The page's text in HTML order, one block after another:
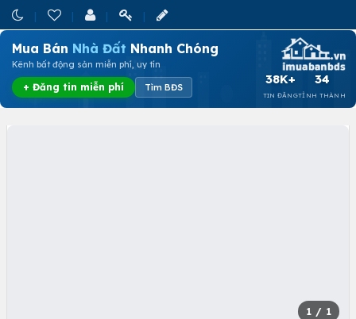
Mua Bán Nhà Đất Nhanh Chóng
Kênh bất động sản miễn phí, uy tín
+ Đăng tin miễn phí Tìm BĐS
38K+
TIN ĐĂNG
34
TỈNH THÀNH
1 / 1